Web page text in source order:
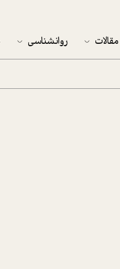
مقالات روانشناسی